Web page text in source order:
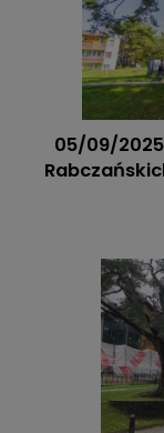
05/09/